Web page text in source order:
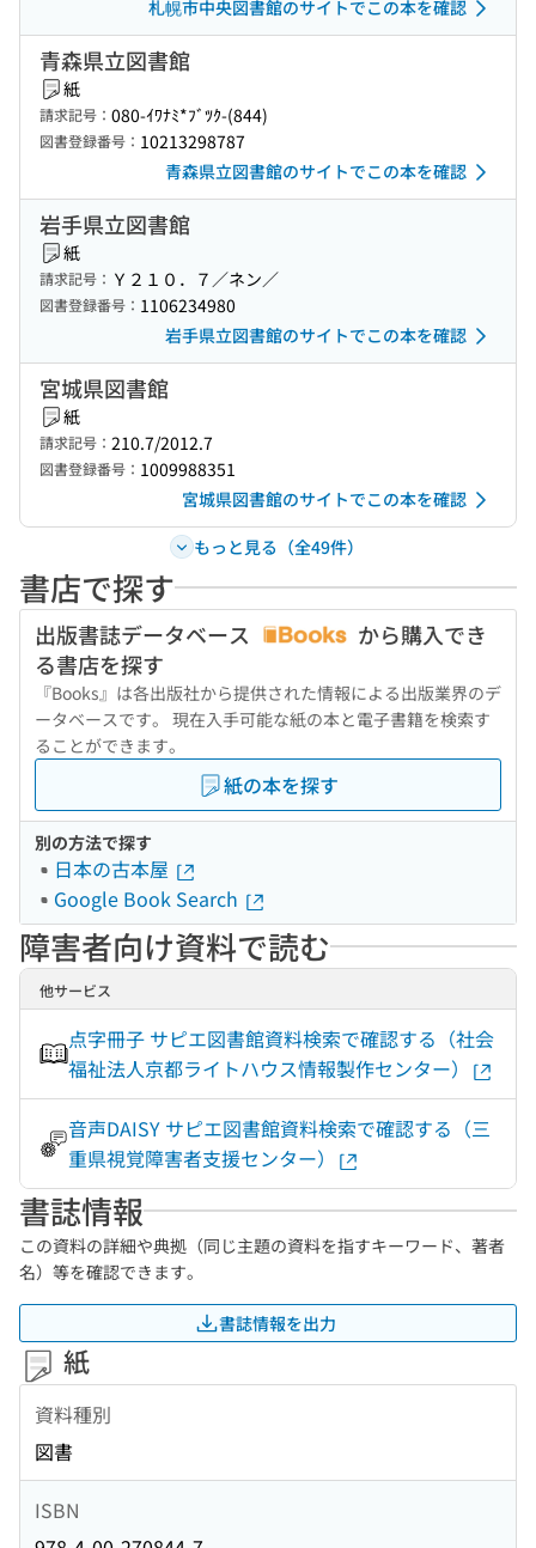
札幌市中央図書館のサイトでこの本を確認
青森県立図書館
紙
請求記号： 080-ｲﾜﾅﾐ*ﾌﾞﾂｸ-(844)
図書登録番号： 10213298787
青森県立図書館のサイトでこの本を確認
岩手県立図書館
紙
請求記号： Ｙ２１０．７／ネン／
図書登録番号： 1106234980
岩手県立図書館のサイトでこの本を確認
宮城県図書館
紙
請求記号： 210.7/2012.7
図書登録番号： 1009988351
宮城県図書館のサイトでこの本を確認
もっと見る（全49件）
書店で探す
出版書誌データベース
から購入でき
る書店を探す
『Books』は各出版社から提供された情報による出版業界のデ
ータベースです。 現在入手可能な紙の本と電子書籍を検索す
ることができます。
紙の本を探す
別の方法で探す
日本の古本屋
Google Book Search
障害者向け資料で読む
他サービス
点字冊子 サピエ図書館資料検索で確認する（社会
福祉法人京都ライトハウス情報製作センター）
音声DAISY サピエ図書館資料検索で確認する（三
重県視覚障害者支援センター）
書誌情報
この資料の詳細や典拠（同じ主題の資料を指すキーワード、著者
名）等を確認できます。
書誌情報を出力
紙
資料種別
図書
ISBN